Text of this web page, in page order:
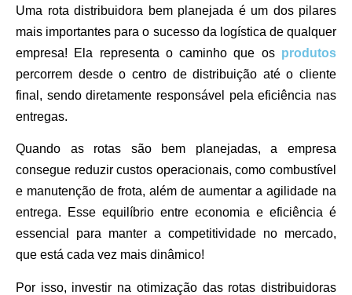
Uma rota distribuidora bem planejada é um dos pilares
mais importantes para o sucesso da logística de qualquer
empresa! Ela representa o caminho que os produtos
percorrem desde o centro de distribuição até o cliente
final, sendo diretamente responsável pela eficiência nas
entregas.
Quando as rotas são bem planejadas, a empresa
consegue reduzir custos operacionais, como combustível
e manutenção de frota, além de aumentar a agilidade na
entrega. Esse equilíbrio entre economia e eficiência é
essencial para manter a competitividade no mercado,
que está cada vez mais dinâmico!
Por isso, investir na otimização das rotas distribuidoras